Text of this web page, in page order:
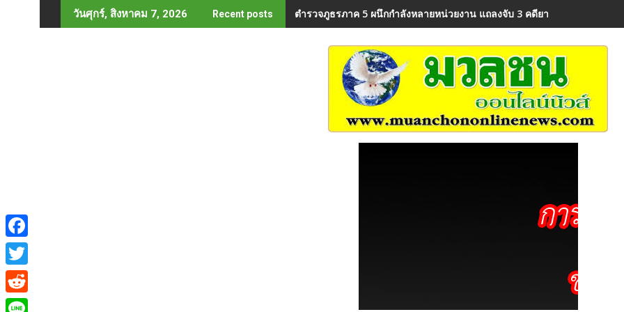
to
วันศุกร์, สิงหาคม 7, 2026 Recent posts ตำรวจภูธรภาค 5 ผนึกกำลังหลายหน่วยงาน แถลงจับ 3 คดียาเสพติดรายสำคัญ
F
a
c
T
w
R